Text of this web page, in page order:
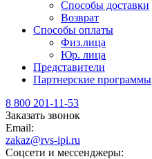
Способы доставки
Возврат
Способы оплаты
Физ.лица
Юр. лица
Представители
Партнерские программы
8 800 201-11-53
Заказать звонок
Email:
zakaz@rvs-ipi.ru
Соцсети и мессенджеры: